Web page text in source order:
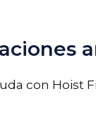
con Hoist